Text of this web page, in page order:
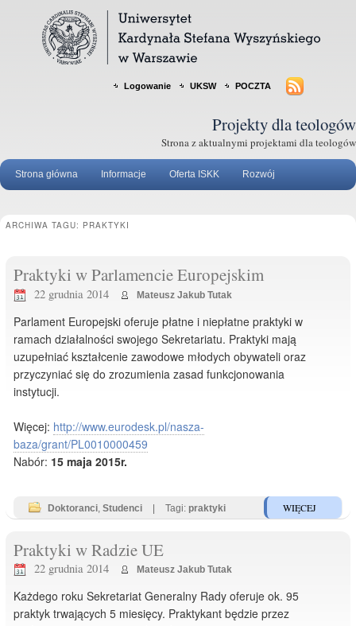
Logowanie UKSW POCZTA
Projekty dla teologów
Strona z aktualnymi projektami dla teologów
Strona główna Informacje Oferta ISKK Rozwój
ARCHIWA TAGU: PRAKTYKI
Praktyki w Parlamencie Europejskim
22 grudnia 2014 Mateusz Jakub Tutak
Parlament Europejski oferuje płatne i niepłatne praktyki w
ramach działalności swojego Sekretariatu. Praktyki mają
uzupełniać kształcenie zawodowe młodych obywateli oraz
przyczyniać się do zrozumienia zasad funkcjonowania
instytucji.
Więcej: http://www.eurodesk.pl/nasza-
baza/grant/PL0010000459
Nabór: 15 maja 2015r.
Doktoranci ,Studenci | Tagi: praktyki WIĘCEJ
Praktyki w Radzie UE
22 grudnia 2014 Mateusz Jakub Tutak
Każdego roku Sekretariat Generalny Rady oferuje ok. 95
praktyk trwających 5 miesięcy. Praktykant będzie przez